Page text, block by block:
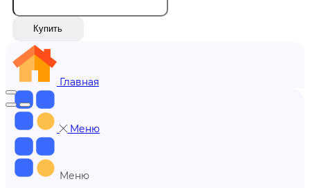
Купить
Главная
Меню
Меню